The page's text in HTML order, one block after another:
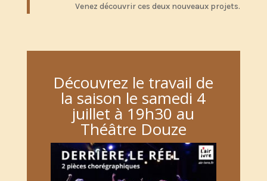
Venez découvrir ces deux nouveaux projets.
Découvrez le travail de
la saison le samedi 4
juillet à 19h30 au
Théâtre Douze